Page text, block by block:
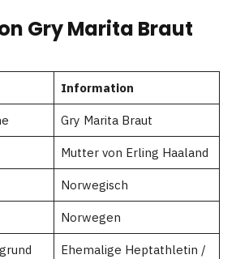
Gry Marita Braut
Information
Gry Marita Braut
Mutter von Erling Haaland
Norwegisch
Norwegen
Ehemalige Heptathletin /